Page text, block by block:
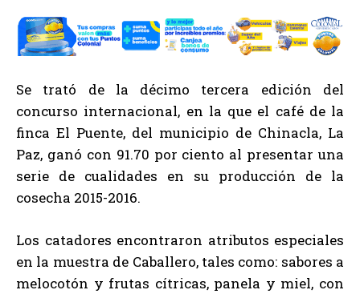
Se trató de la décimo tercera edición del
concurso internacional, en la que el café de la
finca El Puente, del municipio de Chinacla, La
Paz, ganó con 91.70 por ciento al presentar una
serie de cualidades en su producción de la
cosecha 2015-2016.
Los catadores encontraron atributos especiales
en la muestra de Caballero, tales como: sabores a
melocotón y frutas cítricas, panela y miel, con